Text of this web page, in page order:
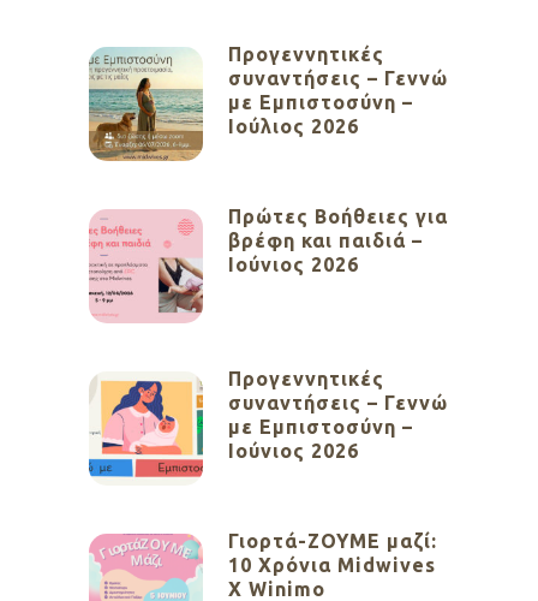
Προγεννητικές
συναντήσεις – Γεννώ
με Εμπιστοσύνη –
Ιούλιος 2026
Πρώτες Βοήθειες για
βρέφη και παιδιά –
Ιούνιος 2026
Προγεννητικές
συναντήσεις – Γεννώ
με Εμπιστοσύνη –
Ιούνιος 2026
Γιορτά-ΖΟΥΜΕ μαζί:
10 Χρόνια Midwives
X Winimo